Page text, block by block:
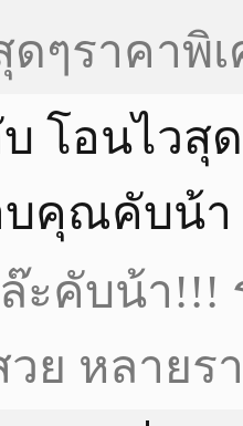
ๆราคาพิ
โอนไวสุ
คุณ​คับน้า
ะคับน้า!!!
ย​ หลายร